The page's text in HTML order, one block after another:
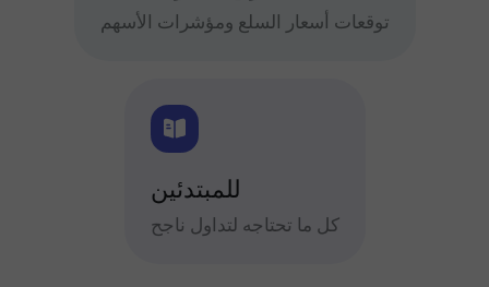
توقعات أسعار السلع ومؤشرات الأسهم
للمبتدئين
كل ما تحتاجه لتداول ناجح